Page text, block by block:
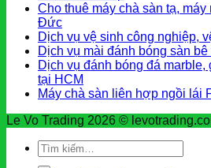
Cho thuê máy chà sàn tạ,
Đức
Dịch vụ vệ sinh công nghiệp,
Dịch vụ mài đánh bóng sàn
Dịch vụ đánh bóng đá
tại HCM
Máy chà sàn liên hợp ngồi lái
Le Vo Trading 2026 ©
Tìm
kiếm: